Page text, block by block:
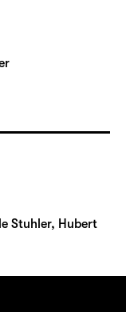
Stuhler, Hubert